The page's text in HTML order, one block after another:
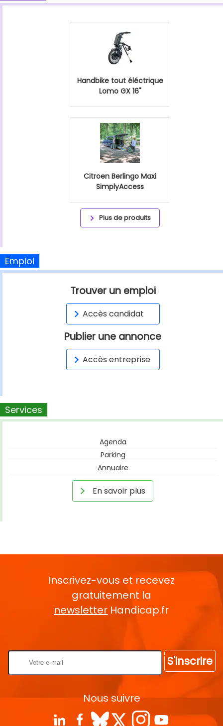
Handbike tout éléctrique
Lomo GX 16"
Citroen Berlingo Maxi
SimplyAccess
Plus de produits
Emploi
Trouver un emploi
Accès candidat
Publier une annonce
Accès entreprise
Services
Agenda
Parking
Annuaire
En savoir plus
Inscrivez-vous et recevez
gratuitement la
newsletter Handicap.fr
S'inscrire
Nous suivre